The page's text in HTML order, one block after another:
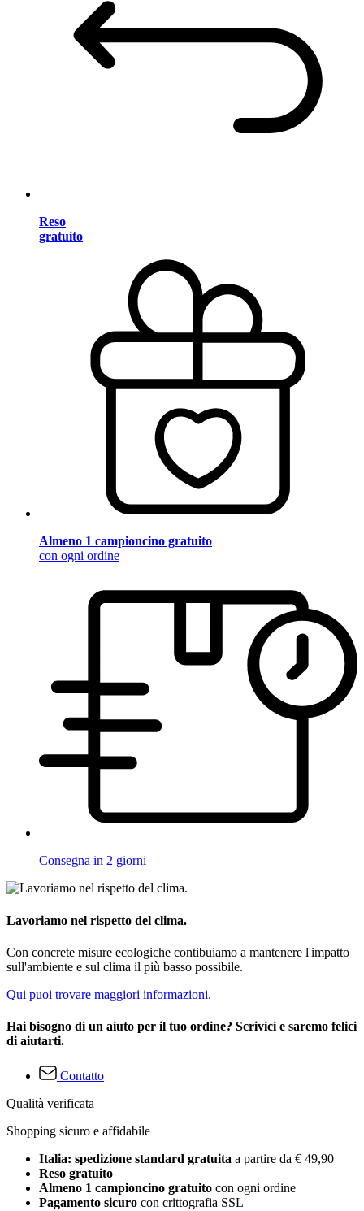
Reso
gratuito
Almeno 1 campioncino gratuito
con ogni ordine
Consegna in 2 giorni
Lavoriamo nel rispetto del clima.
Con concrete misure ecologiche contibuiamo a mantenere l'impatto
sull'ambiente e sul clima il più basso possibile.
Qui puoi trovare maggiori informazioni.
Hai bisogno di un aiuto per il tuo ordine? Scrivici e saremo felici
di aiutarti.
Contatto
Qualità verificata
Shopping sicuro e affidabile
Italia: spedizione standard gratuita a partire da € 49,90
Reso gratuito
Almeno 1 campioncino gratuito con ogni ordine
Pagamento sicuro con crittografia SSL